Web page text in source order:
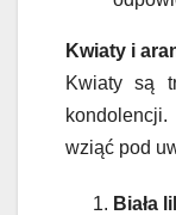
Kwiaty i
Kwiaty są
wziąć pod
Biała